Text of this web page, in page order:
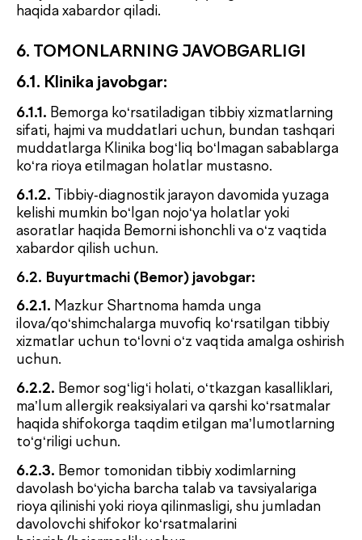
10. YAKUNIY QOIDALAR
9.3.Tomonlar mazkur Shartnoma shartlarini
bajarish jarayonida olingan barcha ma’lumotlarning
oladilar.
9.4.Mazkur Shartnoma shartlarini qabul qilish
orqali Buyurtmachi O‘zbekiston Respublikasi
“Shaxsiy ma’lumotlar to‘g‘risida”gi Qonuniga
muvofiq Klinika va uning vakolatli xodimlariga
o‘zining shaxsiy, maxsus va biometrik ma’lumotlarini
qayta ishlashga rozilik beradi.
9.5. Shaxsiy ma’lumotlarni qayta ishlash maqsadi
Ommaviy oferta-shartnoma asosida tibbiy xizmatlar
ko‘rsatish hisoblanadi.
10.1.Agar Bemor Buyurtma varaqasida ko‘rsatilgan
muayyan tibbiy xizmatlar yakuniga qadar Klinikaga
yozma e’tiroz bildirmasa, xizmat to‘liq va lozim
darajada ko‘rsatilgan deb hisoblanadi.
10.2.Buyurtmachi (Bemor) Klinika hududida
telefon suhbatlari yozib olinishi, shuningdek tibbiy
faoliyat sifatini ichki nazorat qilish va xavfsizlikni
ta’minlash maqsadida ochiq video kuzatuv (video va
audio yozuv) amalga oshirilishiga rozilik bildiradi. Bu
xavfsizlik, tibbiy xizmatlar ko‘rsatishda bemorlar va
xodimlar huquqlarini himoya qilish, murakkab klinik
holatlarni qayd etish hamda tibbiy aralashuvlarni
hujjatlashtirish uchun amalga oshiriladi. Klinika
video va audio yozuvlar mazmuni oshkor etilmasligi,
uchinchi shaxslarga berilmasligi yoki
tarqatilmasligini kafolatlaydi. Yozuvlar faqat Klinika
hududida, cheklangan kirish huquqiga ega maxsus
elektron tashuvchilarda saqlanadi.